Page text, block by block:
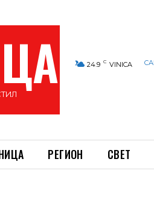
24.9 C VINICA
РЕГИОН СВЕТ